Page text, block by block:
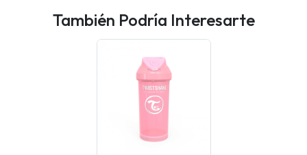
También Podría Interesarte